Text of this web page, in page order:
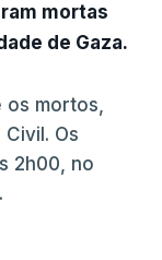
mortas
de Gaza.
os mortos,
Os
2h00, no